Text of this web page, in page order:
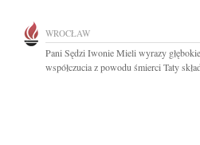
WROCŁAW
Pani Sędzi Iwonie Mieli wyrazy
współczucia z powodu śmierci Taty